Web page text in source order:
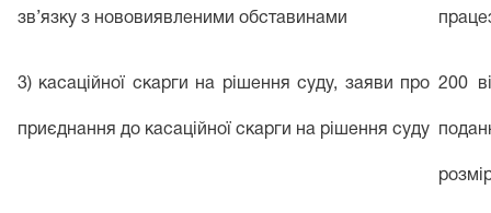
зв’язку з нововиявленими обставинами
3) касаційної скарги на рішення суду, заяви про
приєднання до касаційної скарги на рішення суду
200